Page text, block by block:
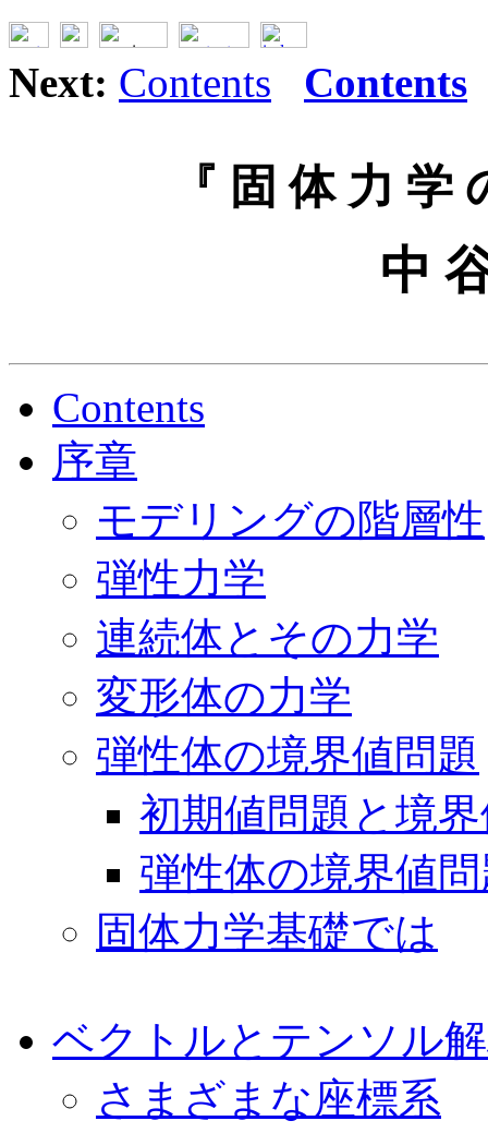
Next: Contents Contents
『 固 体 力 学
中
Contents
序章
モデリングの階層性
弾性力学
連続体とその力学
変形体の力学
弾性体の境界値問題
初期値問題と境
弾性体の境界値
固体力学基礎では
ベクトルとテンソル
さまざまな座標系